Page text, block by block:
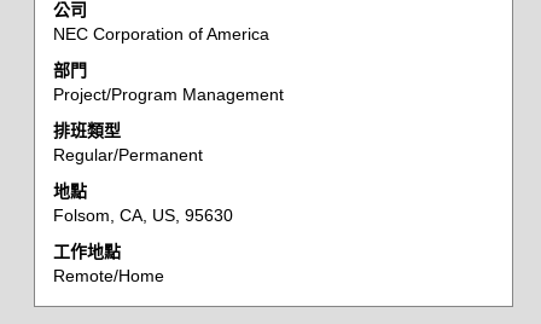
容。
公司
NEC Corporation of America
部門
Project/Program Management
排班類型
Regular/Permanent
地點
Folsom, CA, US, 95630
工作地點
Remote/Home
空
列
以
檢
視
工
作
訊